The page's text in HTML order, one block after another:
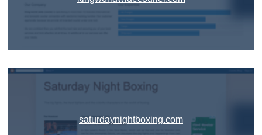
saturdaynightboxing.com